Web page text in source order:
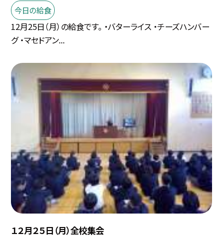
今日の給食
12月25日（月）の給食です。 ・バターライス ・チーズハンバー
グ ・マセドアン...
１２月２５日（月）全校集会